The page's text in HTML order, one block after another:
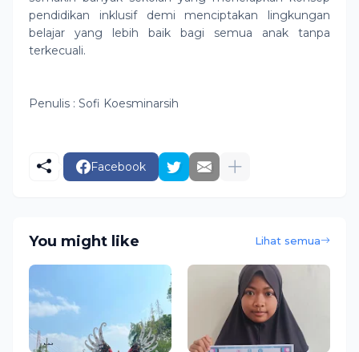
pendidikan inklusif demi menciptakan lingkungan
belajar yang lebih baik bagi semua anak tanpa
terkecuali.
Penulis : Sofi Koesminarsih
Facebook
You might like Lihat semua